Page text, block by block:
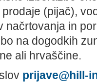
(pijač),
načrtovanja in
na dogodkih
ali hrvaščine.
prijave@hill-